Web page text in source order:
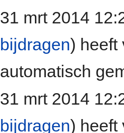
31 mrt 2014
bijdragen)
automatisch
31 mrt 2014
bijdragen)